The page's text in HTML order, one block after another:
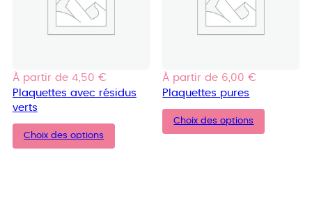
À partir de 4,50 €
Plaquettes avec résidus
verts
Choix des options
À partir de 6,00€
Plaquettes pures
Choix des options